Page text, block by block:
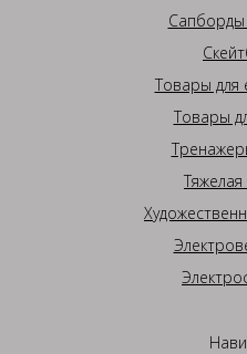
Сапборды
Товары для
Товары
Тяжелая